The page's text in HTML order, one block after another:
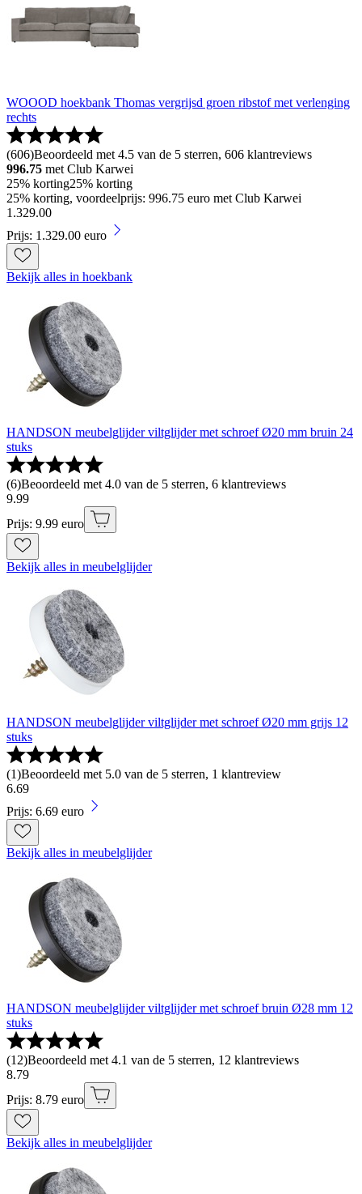
WOOOD hoekbank Thomas vergrijsd groen ribstof met verlenging
rechts
(606)Beoordeeld met 4.5 van de 5 sterren, 606 klantreviews
996.75 met Club Karwei
25% korting25% korting
25% korting, voordeelprijs: 996.75 euro met Club Karwei
1 .329.00
Prijs: 1.329.00 euro
Bekijk alles in hoekbank
HANDSON meubelglijder viltglijder met schroef Ø20 mm bruin 24
stuks
(6)Beoordeeld met 4.0 van de 5 sterren, 6 klantreviews
9.99
Prijs: 9.99 euro
Bekijk alles in meubelglijder
HANDSON meubelglijder viltglijder met schroef Ø20 mm grijs 12
stuks
(1)Beoordeeld met 5.0 van de 5 sterren, 1 klantreview
6.69
Prijs: 6.69 euro
Bekijk alles in meubelglijder
HANDSON meubelglijder viltglijder met schroef bruin Ø28 mm 12
stuks
(12)Beoordeeld met 4.1 van de 5 sterren, 12 klantreviews
8.79
Prijs: 8.79 euro
Bekijk alles in meubelglijder